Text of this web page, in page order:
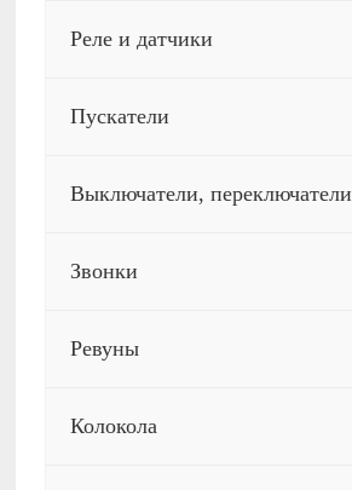
Реле и датчики
Пускатели
Выключатели, переключатели
Звонки
Ревуны
Колокола